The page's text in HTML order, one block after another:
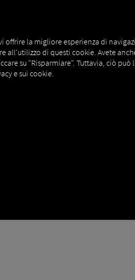
Clienti
esclusivamente per i
la migliore esperienza di
all'utilizzo di questi cookie. Avete
su "Risparmiare". Tuttavia, ciò
e sui cookie.